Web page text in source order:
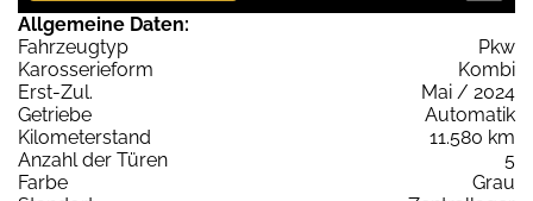
Allgemeine Daten:
Fahrzeugtyp
Pkw
Karosserieform
Kombi
Erst-Zul.
Mai / 2024
Getriebe
Automatik
Kilometerstand
11.580 km
Anzahl der Türen
5
Farbe
Grau